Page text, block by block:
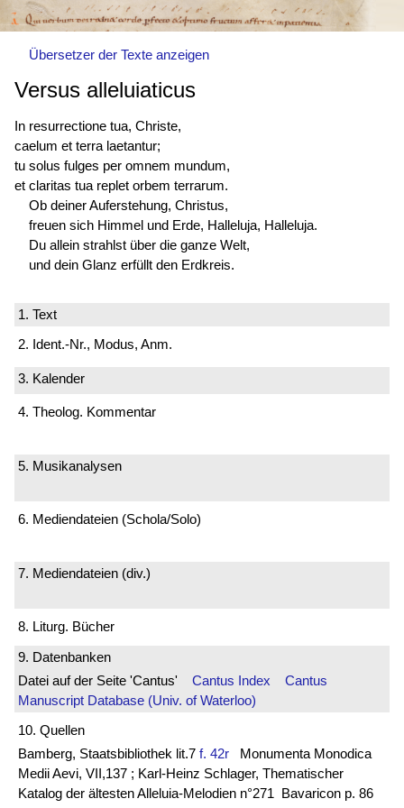
Übersetzer der Texte anzeigen
Versus alleluiaticus
In resurrectione tua, Christe,
caelum et terra laetantur;
tu solus fulges per omnem mundum,
et claritas tua replet orbem terrarum.
Ob deiner Auferstehung, Christus,
freuen sich Himmel und Erde, Halleluja, Halleluja.
Du allein strahlst über die ganze Welt,
und dein Glanz erfüllt den Erdkreis.
1. Text
2. Ident.-Nr., Modus, Anm.
3. Kalender
4. Theolog. Kommentar
5. Musikanalysen
6. Mediendateien (Schola/Solo)
7. Mediendateien (div.)
8. Liturg. Bücher
9. Datenbanken
Datei auf der Seite 'Cantus' Cantus Index
Cantus
Manuscript Database (Univ. of Waterloo)
10. Quellen
Bamberg, Staatsbibliothek lit.7 f. 42r Monumenta Monodica
Medii Aevi, VII,137 ; Karl-Heinz Schlager, Thematischer
Katalog der ältesten Alleluia-Melodien n°271 Bavaricon p. 86